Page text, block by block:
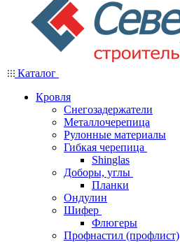
Каталог
Кровля
Снегозадержатели
Металлочерепица
Рулонные материалы
Гибкая черепица
Shinglas
Доборы, углы
Планки
Ондулин
Шифер
Флюгеры
Профнастил (профлист)